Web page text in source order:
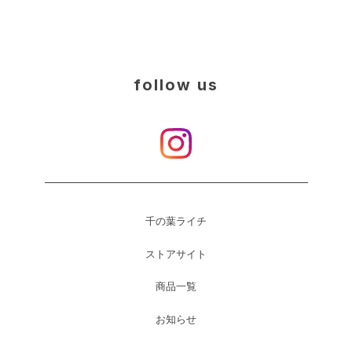
follow us
千の葉ライチ
ストアサイト
商品一覧
お知らせ